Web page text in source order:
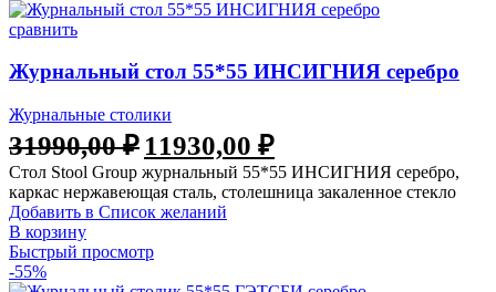
сравнить
Журнальный стол 55*55 ИНСИГНИЯ серебро
Журнальные столики
31990,00₽ 11930,00 ₽
Стол Stool Group журнальный 55*55 ИНСИГНИЯ серебро,
каркас нержавеющая сталь, столешница закаленное стекло
Добавить в Список желаний
В корзину
Быстрый просмотр
-55%